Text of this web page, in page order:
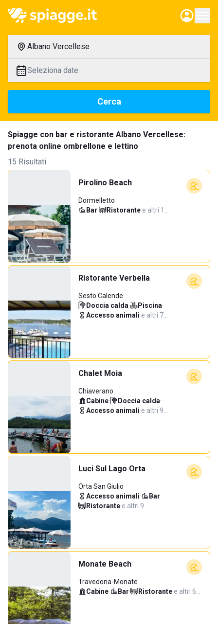
Albano Vercellese
Seleziona date
Cerca
Spiagge con bar e ristorante Albano Vercellese:
prenota online ombrellone e lettino
15 Risultati
Pirolino Beach
Dormelletto
Bar· Ristorante·e altri 1…
Ristorante Verbella
Sesto Calende
Doccia calda· Piscina·
Accesso animali·e altri 7…
Chalet Moia
Chiaverano
Cabine· Doccia calda·
Accesso animali·e altri 9…
Luci Sul Lago Orta
Orta San Giulio
Accesso animali· Bar·
Ristorante·e altri 9…
Monate Beach
Travedona-Monate
Cabine· Bar· Ristorante·e altri 6…